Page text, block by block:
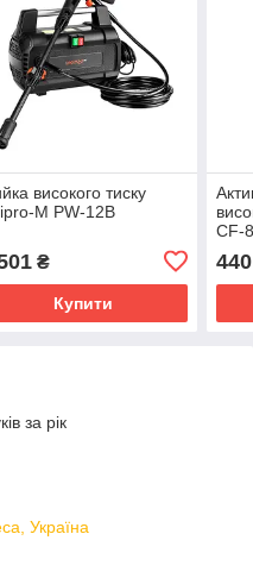
високого тиску
M PW-12B
₴
Купити
CF-
440
за рік
Україна